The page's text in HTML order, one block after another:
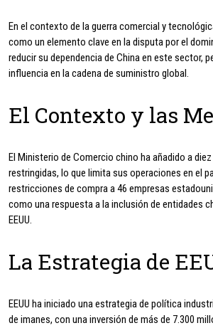
En el contexto de la guerra comercial y
como un elemento clave en la disputa por el
reducir su dependencia de China en este sector,
influencia en la cadena de suministro global.
El Contexto y las
El Ministerio de Comercio chino ha añadido a
restringidas, lo que limita sus operaciones en el
restricciones de compra a 46 empresas
como una respuesta a la inclusión de entidades
EEUU.
La Estrategia de
EEUU ha iniciado una estrategia de política
de imanes, con una inversión de más de 7.300